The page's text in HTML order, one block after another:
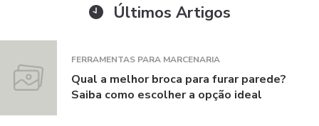
Últimos Artigos
FERRAMENTAS PARA MARCENARIA
Qual a melhor broca para furar parede?
Saiba como escolher a opção ideal